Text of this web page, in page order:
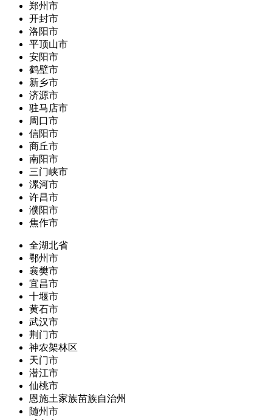
郑州市
开封市
洛阳市
平顶山市
安阳市
鹤壁市
新乡市
济源市
驻马店市
周口市
信阳市
商丘市
南阳市
三门峡市
漯河市
许昌市
濮阳市
焦作市
全湖北省
鄂州市
襄樊市
宜昌市
十堰市
黄石市
武汉市
荆门市
神农架林区
天门市
潜江市
仙桃市
恩施土家族苗族自治州
随州市